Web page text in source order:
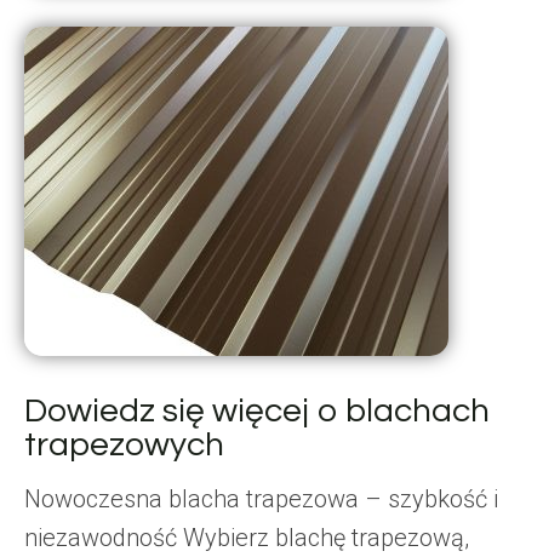
Dowiedz się więcej o blachach
trapezowych
Nowoczesna blacha trapezowa – szybkość i
niezawodność Wybierz blachę trapezową,